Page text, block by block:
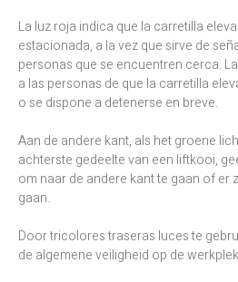
La luz roja indica que la carretilla
estacionada, a la vez que sirve de
personas que se encuentren cerca.
a las personas de que la carretilla
o se dispone a detenerse en breve.
Aan de andere kant, als het groene
achterste gedeelte van een liftkooi,
om naar de andere kant te gaan of er
gaan.
Door tricolores traseras luces te
de algemene veiligheid op de